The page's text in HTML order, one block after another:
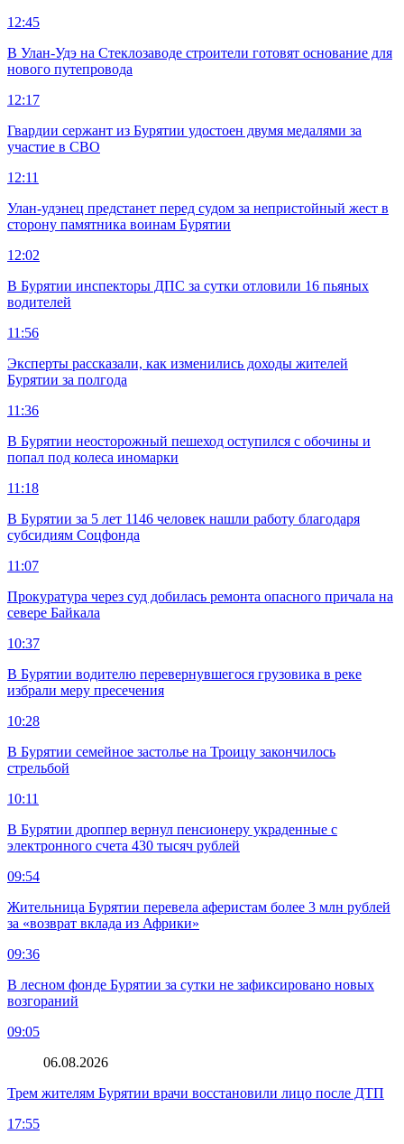
12:45
В Улан-Удэ на Стеклозаводе строители готовят основание для
нового путепровода
12:17
Гвардии сержант из Бурятии удостоен двумя медалями за
участие в СВО
12:11
Улан-удэнец предстанет перед судом за непристойный жест в
сторону памятника воинам Бурятии
12:02
В Бурятии инспекторы ДПС за сутки отловили 16 пьяных
водителей
11:56
Эксперты рассказали, как изменились доходы жителей
Бурятии за полгода
11:36
В Бурятии неосторожный пешеход оступился с обочины и
попал под колеса иномарки
11:18
В Бурятии за 5 лет 1146 человек нашли работу благодаря
субсидиям Соцфонда
11:07
Прокуратура через суд добилась ремонта опасного причала на
севере Байкала
10:37
В Бурятии водителю перевернувшегося грузовика в реке
избрали меру пресечения
10:28
В Бурятии семейное застолье на Троицу закончилось
стрельбой
10:11
В Бурятии дроппер вернул пенсионеру украденные с
электронного счета 430 тысяч рублей
09:54
Жительница Бурятии перевела аферистам более 3 млн рублей
за «возврат вклада из Африки»
09:36
В лесном фонде Бурятии за сутки не зафиксировано новых
возгораний
09:05
06.08.2026
Трем жителям Бурятии врачи восстановили лицо после ДТП
17:55